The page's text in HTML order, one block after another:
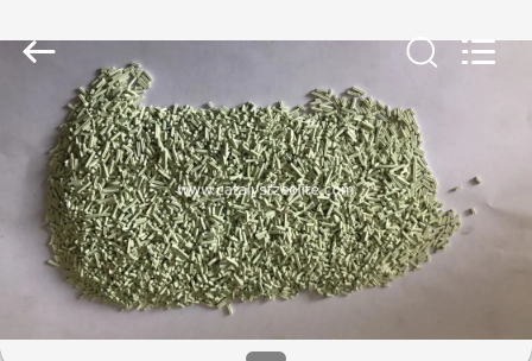
DOM
PRODUKTY
NAS
Rights